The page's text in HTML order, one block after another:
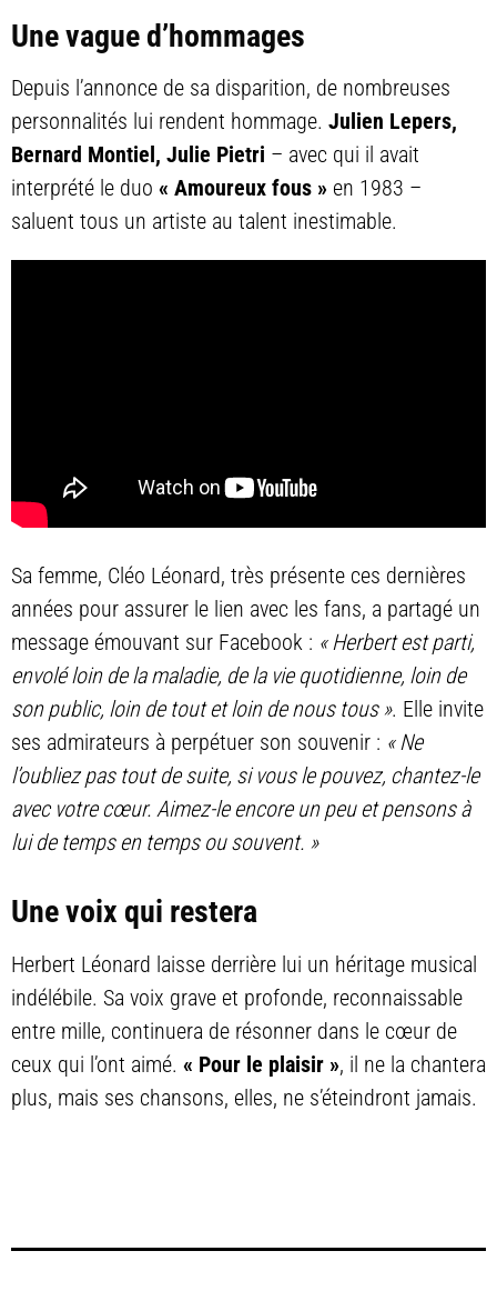
Une vague d’hommages
Depuis l’annonce de sa disparition, de nombreuses
personnalités lui rendent hommage. Julien Lepers,
Bernard Montiel, Julie Pietri – avec qui il avait
interprété le duo « Amoureux fous » en 1983 –
saluent tous un artiste au talent inestimable.
Sa femme, Cléo Léonard, très présente ces dernières
années pour assurer le lien avec les fans, a partagé un
message émouvant sur Facebook : « Herbert est parti,
envolé loin de la maladie, de la vie quotidienne, loin de
son public, loin de tout et loin de nous tous ». Elle invite
ses admirateurs à perpétuer son souvenir : « Ne
l’oubliez pas tout de suite, si vous le pouvez, chantez-le
avec votre cœur. Aimez-le encore un peu et pensons à
lui de temps en temps ou souvent. »
Une voix qui restera
Herbert Léonard laisse derrière lui un héritage musical
indélébile. Sa voix grave et profonde, reconnaissable
entre mille, continuera de résonner dans le cœur de
ceux qui l’ont aimé. « Pour le plaisir », il ne la chantera
plus, mais ses chansons, elles, ne s’éteindront jamais.